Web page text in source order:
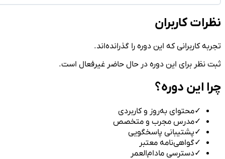
نظرات کاربران
تجربه کاربرانی که این دوره را گذرانده‌اند.
ثبت نظر برای این دوره در حال حاضر غیرفعال است.
چرا این دوره؟
✓محتوای به‌روز و کاربردی
✓مدرس مجرب و متخصص
✓پشتیبانی پاسخگویی
✓گواهی‌نامه معتبر
✓دسترسی مادام‌العمر